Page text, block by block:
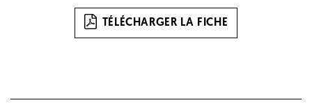
TÉLÉCHARGER LA FICHE